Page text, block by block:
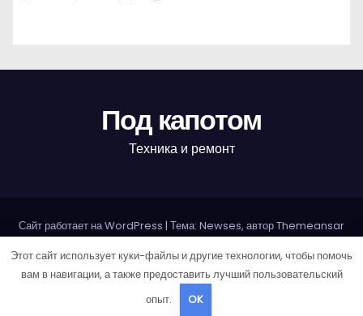
Под капотом
Техника и ремонт
Сайт работает на WordPress | Тема: Newses, авторThemeansar
Home Авторам и правообладателям
Карта сайта
Этот сайт использует куки-файлы и другие технологии, чтобы помочь
вам в навигации, а также предоставить лучший пользовательский
опыт.
OK